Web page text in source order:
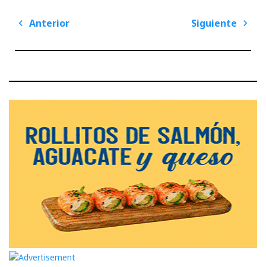
Navegación
entradas
Anterior
Siguiente